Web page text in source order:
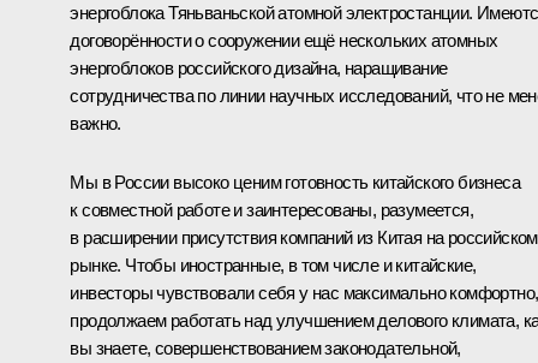
энергоблока Тяньваньской атомной электростанции.
договорённости о сооружении ещё нескольких атомных
энергоблоков российского дизайна, наращивание
сотрудничества по линии научных исследований, что не
важно.
Мы в России высоко ценим готовность китайского бизнеса
к совместной работе и заинтересованы, разумеется,
в расширении присутствия компаний из Китая на российском
рынке. Чтобы иностранные, в том числе и китайские,
инвесторы чувствовали себя у нас максимально комфортно,
продолжаем работать над улучшением делового климата,
вы знаете, совершенствованием законодательной,